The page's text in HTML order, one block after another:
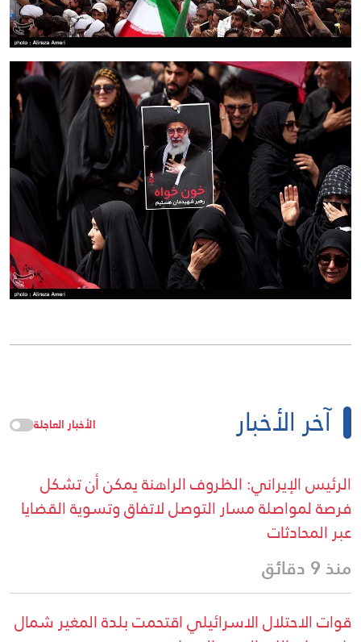
آخر الأخبار الأخبار العاجلة
الرئيس الإيراني: الظروف الراهنة يمكن أن تشكل
فرصة لمواصلة مسار التوصل لاتفاق وتسوية القضايا
عبر المحادثات
منذ 9 دقائق
قوات الاحتلال الاسرائيلي اقتحمت بلدة المغير شمال